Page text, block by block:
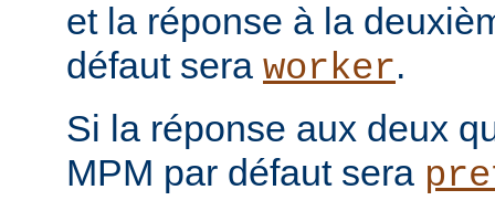
et la réponse à la
défaut sera worker.
Si la réponse aux deux
MPM par défaut sera